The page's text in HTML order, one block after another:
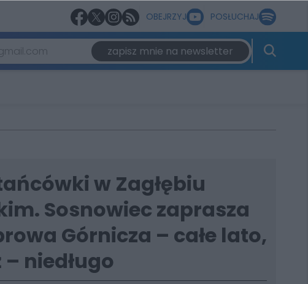
OBEJRZYJ POSŁUCHAJ
zapisz mnie na newsletter
w Zagłębiu
Sosnowiec zaprasza
Górnicza – całe lato,
niedługo